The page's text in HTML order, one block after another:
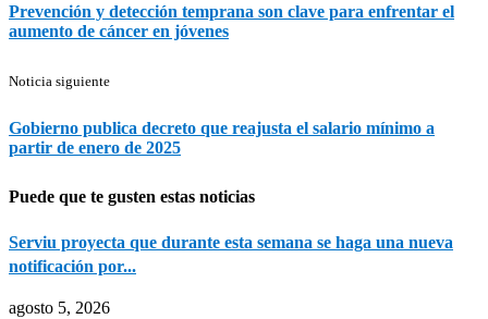
Prevención y detección temprana son clave para enfrentar el
aumento de cáncer en jóvenes
Noticia siguiente
Gobierno publica decreto que reajusta el salario mínimo a
partir de enero de 2025
Puede que te gusten estas noticias
Serviu proyecta que durante esta semana se haga una nueva
notificación por...
agosto 5, 2026